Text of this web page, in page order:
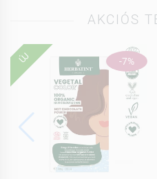
AKCIÓS
-7%
ÚJ